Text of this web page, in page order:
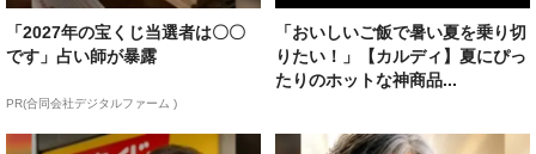
「2027年の宝くじ当選者は〇〇
です」占い師が暴露
PR(合同会社デジタルファーム )
「おいしいご飯で暑い夏を乗り切
りたい！」【カルディ】夏にぴっ
たりのホットな神商品...